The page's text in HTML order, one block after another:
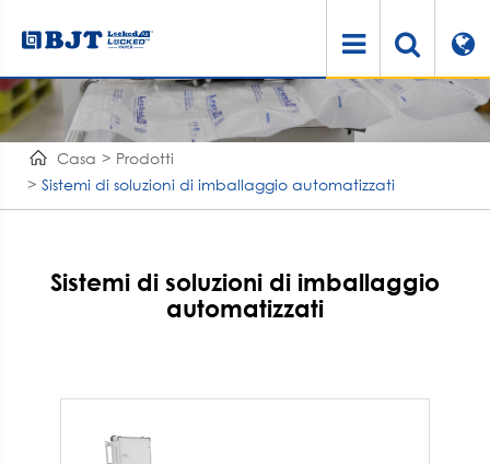
Casa
Prodotti
Sistemi di soluzioni di imballaggio automatizzati
Sistemi di soluzioni di imballaggio
automatizzati